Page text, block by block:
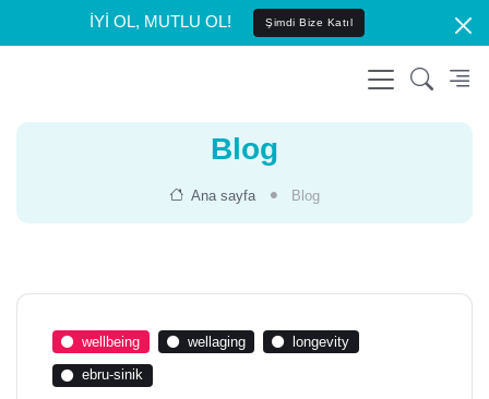
İYİ OL, MUTLU OL! Şimdi Bize Katıl
Blog
Ana sayfa Blog
wellbeing wellaging longevity
ebru-sinik